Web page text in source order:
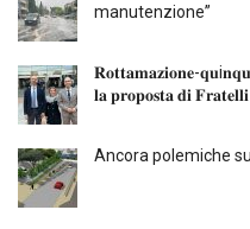
manutenzione”
𝐑𝐨𝐭𝐭𝐚𝐦𝐚𝐳𝐢𝐨𝐧𝐞-
𝐥𝐚 𝐩𝐫𝐨𝐩𝐨𝐬𝐭𝐚 𝐝𝐢 𝐅𝐫𝐚𝐭𝐞𝐥𝐥𝐢
Ancora polemiche